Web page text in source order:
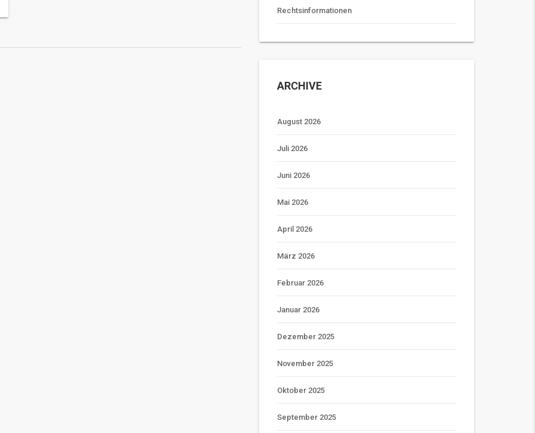
Rechtsinformationen
ARCHIVE
August 2026
Juli 2026
Juni 2026
Mai 2026
April 2026
März 2026
Februar 2026
Januar 2026
Dezember 2025
November 2025
Oktober 2025
September 2025